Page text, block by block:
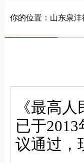
你的位置： 山东泉
《最高
已于
议通过，